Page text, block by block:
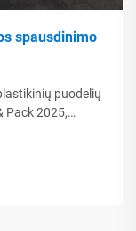
spausdinimo
puodelių
Pack 2025,